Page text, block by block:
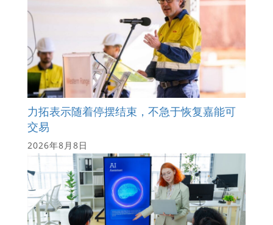
力拓表示随着停摆结束，不急于恢复嘉能可
交易
2026年8月8日